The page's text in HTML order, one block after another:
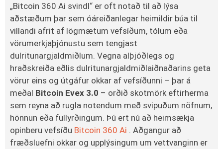
„Bitcoin 360 Ai svindl“ er oft notað til að lýsa
aðstæðum þar sem óáreiðanlegar heimildir búa til
villandi afrit af lögmætum vefsíðum, tólum eða
vörumerkjaþjónustu sem tengjast
dulritunargjaldmiðlum. Vegna alþjóðlegs og
hraðskreiða eðlis dulritunargjaldmiðlaiðnaðarins geta
vörur eins og útgáfur okkar af vefsíðunni – þar á
meðal Bitcoin Evex 3.0 – orðið skotmörk eftirherma
sem reyna að rugla notendum með svipuðum nöfnum,
hönnun eða fullyrðingum. Þú ert nú að heimsækja
opinberu vefsíðu Bitcoin 360 Ai . Aðgangur að
fræðsluefni okkar og upplýsingum um vettvanginn er